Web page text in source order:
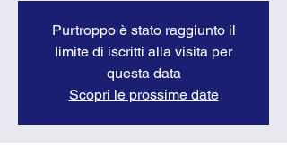
Purtroppo è stato raggiunto il
limite di iscritti alla visita per
questa data
Scopri le prossime date